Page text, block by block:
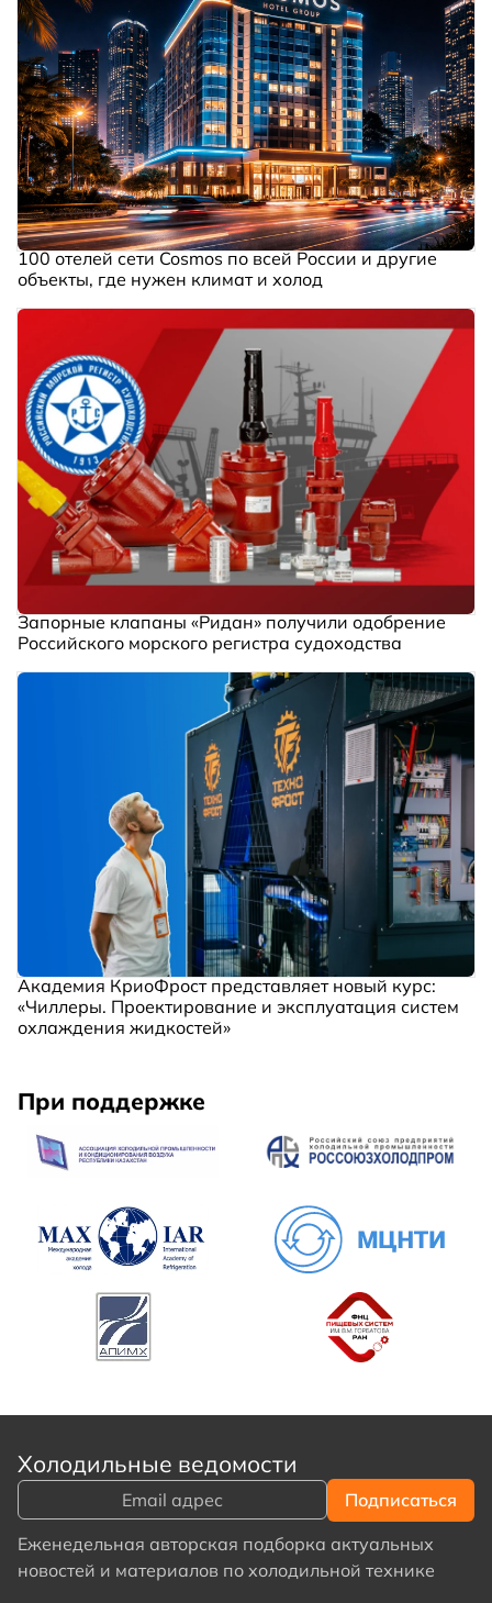
100 отелей сети Cosmos по всей России и другие
объекты, где нужен климат и холод
Запорные клапаны «Ридан» получили одобрение
Российского морского регистра судоходства
Академия КриоФрост представляет новый курс:
«Чиллеры. Проектирование и эксплуатация систем
охлаждения жидкостей»
При поддержке
Холодильные ведомости
Еженедельная авторская подборка актуальных
новостей и материалов по холодильной технике